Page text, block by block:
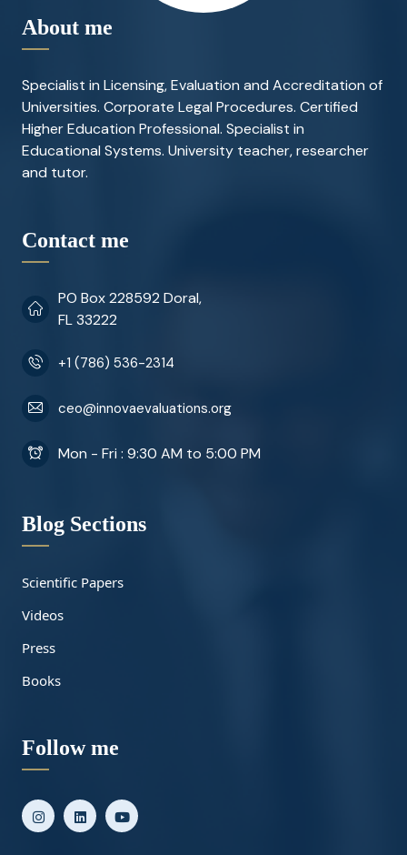
About me
Specialist in Licensing, Evaluation and Accreditation of
Universities. Corporate Legal Procedures. Certified
Higher Education Professional. Specialist in
Educational Systems. University teacher, researcher
and tutor.
Contact me
PO Box 228592 Doral,
FL 33222
+1 (786) 536-2314
ceo@innovaevaluations.org
Mon - Fri : 9:30 AM to 5:00 PM
Blog Sections
Scientific Papers
Videos
Press
Books
Follow me